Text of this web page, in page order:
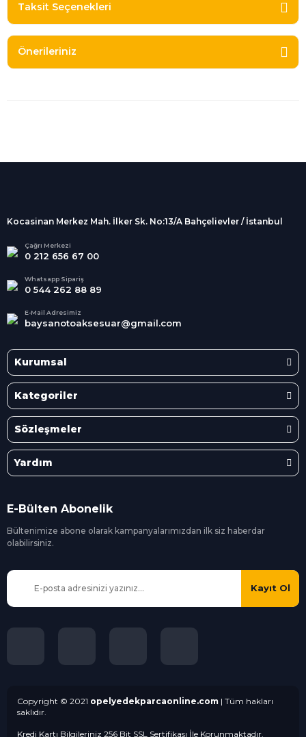
Taksit Seçenekleri
Önerileriniz
Alışveriş
kargolanmaktadır.
Tüm Kredi Kartlarına taksit
seçenekleri
Kocasinan Merkez Mah. İlker Sk. No:13/A Bahçelievler / İstanbul
Çağrı Merkezi
0 212 656 67 00
Whatsapp Sipariş
0 544 262 88 89
E-Mail Adresimiz
baysanotoaksesuar@gmail.com
Kurumsal
Kategoriler
Sözleşmeler
Yardım
E-Bülten Abonelik
Bültenimize abone olarak kampanyalarımızdan ilk siz haberdar
olabilirsiniz.
Kayıt Ol
Copyright © 2021 opelyedekparcaonline.com | Tüm hakları
saklıdır.
Kredi Kartı Bilgileriniz 256 Bit SSL Sertifikası İle Korunmaktadır.